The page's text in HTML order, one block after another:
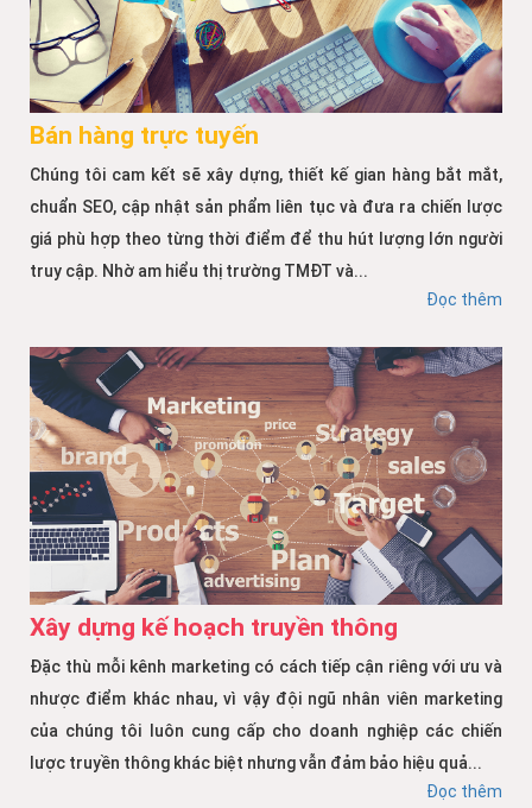
Bán hàng trực tuyến
Chúng tôi cam kết sẽ xây dựng, thiết kế gian hàng bắt mắt,
chuẩn SEO, cập nhật sản phẩm liên tục và đưa ra chiến lược
giá phù hợp theo từng thời điểm để thu hút lượng lớn người
truy cập. Nhờ am hiểu thị trường TMĐT và...
Đọc thêm
Xây dựng kế hoạch truyền thông
Đặc thù mỗi kênh marketing có cách tiếp cận riêng với ưu và
nhược điểm khác nhau, vì vậy đội ngũ nhân viên marketing
của chúng tôi luôn cung cấp cho doanh nghiệp các chiến
lược truyền thông khác biệt nhưng vẫn đảm bảo hiệu quả...
Đọc thêm